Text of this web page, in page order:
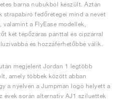
barna nubukból készült. Aztán
strapabíró fedőrétegei mind a nevét
a FlyEase modellek,
két tépőzáras pánttal és cipzárral
és hozzáférhetőbbé válik.
megjelent Jordan 1 legtöbb
amely többek között abban
a nyelvén a Jumpman logó helyett a
évek során alternatív AJ1 sziluettek